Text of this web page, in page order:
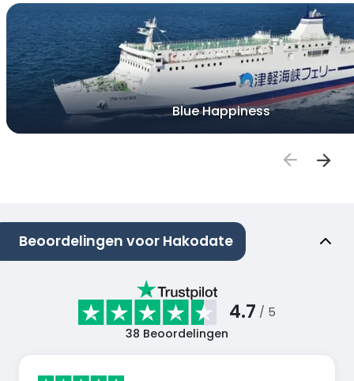
Blue Happiness
Beoordelingen voor Hakodate
4.7 / 5
38 Beoordelingen